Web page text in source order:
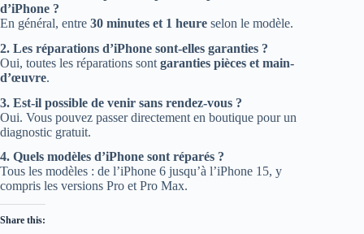
d’iPhone ?
En général, entre 30 minutes et 1 heure selon le modèle.
2. Les réparations d’iPhone sont-elles garanties ?
Oui, toutes les réparations sont garanties pièces et main-
d’œuvre.
3. Est-il possible de venir sans rendez-vous ?
Oui. Vous pouvez passer directement en boutique pour un
diagnostic gratuit.
4. Quels modèles d’iPhone sont réparés ?
Tous les modèles : de l’iPhone 6 jusqu’à l’iPhone 15, y
compris les versions Pro et Pro Max.
Share this: